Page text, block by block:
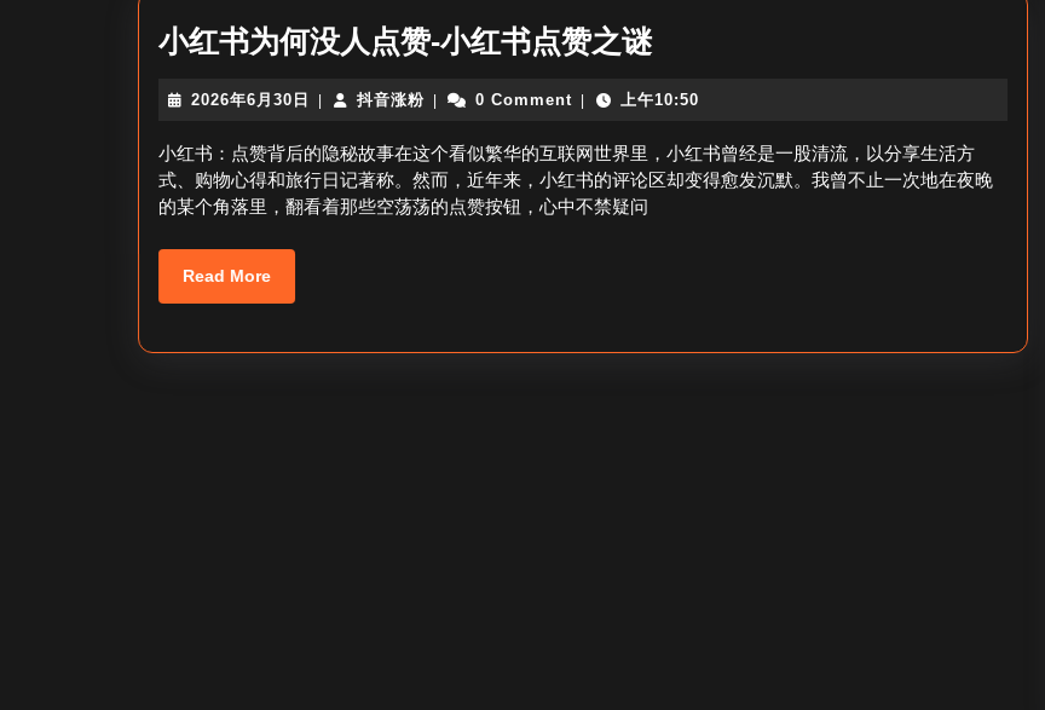
粉
丝
少-
站
粉
多，
小
书
小红书为何没人点赞-小红书点赞之谜小
书
为
何
2026年6月30日
2026
6
月
30
日
抖音涨粉抖
涨
粉
0 Comment 上午10:50
小红书：点赞背后的隐秘故事在这个看似繁华的互联网世界里，小红书曾经是一股清流，以分享生活方
式、购物心得和旅行日记著称。然而，近年来，小红书的评论区却变得愈发沉默。我曾不止一次地在夜晚
的某个角落里，翻看着那些空荡荡的点赞按钮，心中不禁疑问
Read MoreRead
More